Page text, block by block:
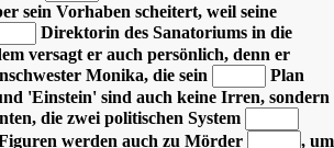
sein Vorhaben scheitert, weil seine
Direktorin des Sanatoriums in die
versagt er auch persönlich, denn er
Monika, die sein
Plan
'Einstein' sind auch keine Irren, sondern
die zwei politischen System
werden auch zu Mörder
, um